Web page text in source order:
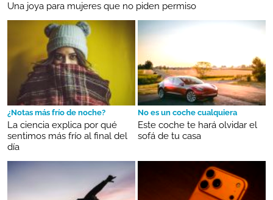
Una joya para mujeres que no piden permiso
¿Notas más frío de noche?
La ciencia explica por qué
sentimos más frío al final del
día
No es un coche cualquiera
Este coche te hará olvidar el
sofá de tu casa